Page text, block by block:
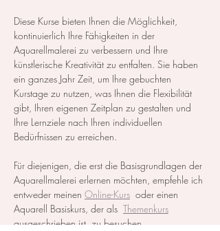
Diese Kurse bieten Ihnen die Möglichkeit,
kontinuierlich Ihre Fähigkeiten in der
Aquarellmalerei zu verbessern und Ihre
künstlerische Kreativität zu entfalten. Sie haben
ein ganzes Jahr Zeit, um Ihre gebuchten
Kurstage zu nutzen, was Ihnen die Flexibilität
gibt, Ihren eigenen Zeitplan zu gestalten und
Ihre Lernziele nach Ihren individuellen
Bedürfnissen zu erreichen.
Für diejenigen, die erst die Basisgrundlagen der
Aquarellmalerei erlernen möchten, empfehle ich
entweder meinen Online-Kurs oder einen
Aquarell Basiskurs, der als Themenkurs
ausgeschrieben ist, zu besuchen.